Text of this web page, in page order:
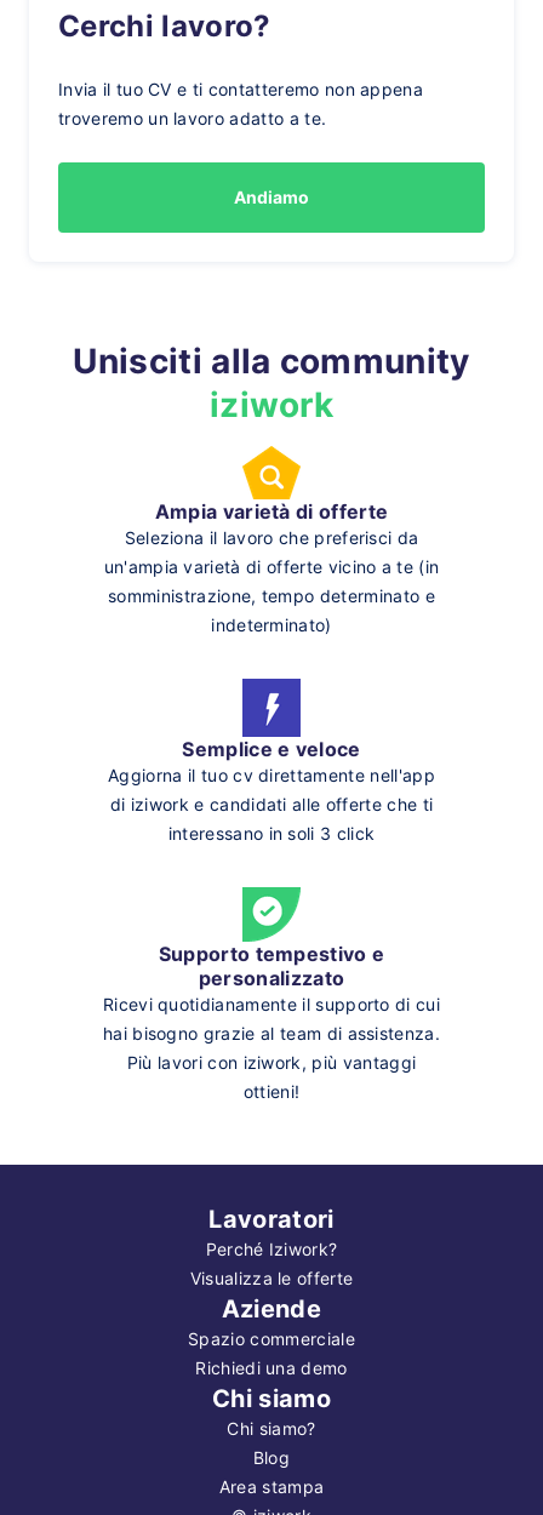
Cerchi lavoro?
Invia il tuo CV e ti contatteremo non appena
troveremo un lavoro adatto a te.
Andiamo
Unisciti alla community
iziwork
Ampia varietà di offerte
Seleziona il lavoro che preferisci da
un'ampia varietà di offerte vicino a te (in
somministrazione, tempo determinato e
indeterminato)
Semplice e veloce
Aggiorna il tuo cv direttamente nell'app
di iziwork e candidati alle offerte che ti
interessano in soli 3 click
Supporto tempestivo e
personalizzato
Ricevi quotidianamente il supporto di cui
hai bisogno grazie al team di assistenza.
Più lavori con iziwork, più vantaggi
ottieni!
Lavoratori
Perché Iziwork?
Visualizza le offerte
Aziende
Spazio commerciale
Richiedi una demo
Chi siamo
Chi siamo?
Blog
Area stampa